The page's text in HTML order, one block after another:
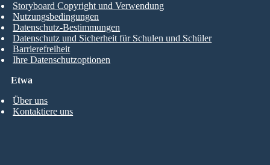
Etwa
Über uns
Kontaktiere uns
Storyboard Copyright und Verwendung
Nutzungsbedingungen
Datenschutz-Bestimmungen
Datenschutz und Sicherheit für Schulen und Schüler
Barrierefreiheit
Ihre Datenschutzoptionen